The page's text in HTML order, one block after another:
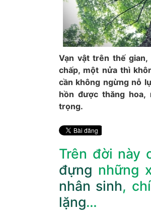
Vạn vật trên thế
chấp, một nửa thì
cần không ngừng nỗ
hồn được thăng
trọng.
Trên đời này
đựng những
nhân sinh,
lặng…